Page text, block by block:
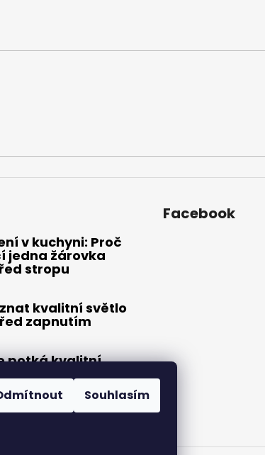
Souhlasím
v kuchyni: Proč
jedna žárovka
stropu
kvalitní světlo
zapnutím
potká kvalitní
precizní světlo:
Kama Lights®
Facebook